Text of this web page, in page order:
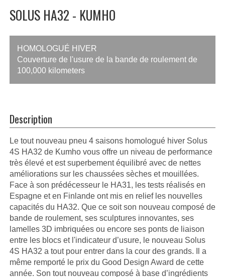
SOLUS HA32 - KUMHO
HOMOLOGUÉ HIVER
Couverture de l'usure de la bande de roulement de
100,000 kilometers
Description
Le tout nouveau pneu 4 saisons homologué hiver Solus
4S HA32 de Kumho vous offre un niveau de performance
très élevé et est superbement équilibré avec de nettes
améliorations sur les chaussées sèches et mouillées.
Face à son prédécesseur le HA31, les tests réalisés en
Espagne et en Finlande ont mis en relief les nouvelles
capacités du HA32. Que ce soit son nouveau composé de
bande de roulement, ses sculptures innovantes, ses
lamelles 3D imbriquées ou encore ses ponts de liaison
entre les blocs et l'indicateur d’usure, le nouveau Solus
4S HA32 a tout pour entrer dans la cour des grands. Il a
même remporté le prix du Good Design Award de cette
année. Son tout nouveau composé à base d’ingrédients